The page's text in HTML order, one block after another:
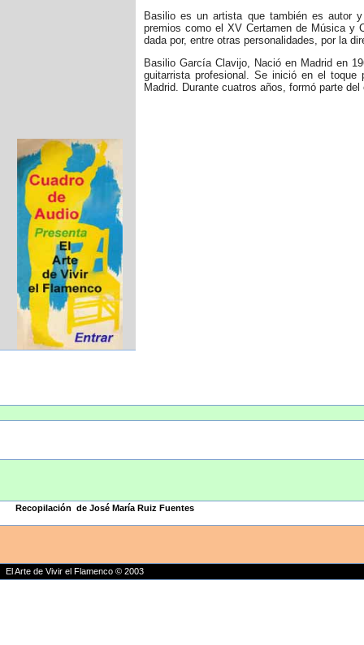
Basilio es un artista que también es autor
premios como el XV Certamen de Música y
dada por, entre otras personalidades, por la
Basilio García Clavijo, Nació en Madrid en
guitarrista profesional. Se inició en el
Madrid. Durante cuatros años, formó parte
Recopilación de José María Ruiz Fuentes
El Arte de Vivir el Flamenco © 2003